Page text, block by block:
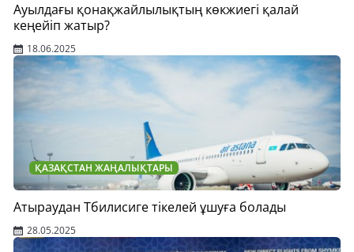
Ауылдағы қонақжайлылықтың көкжиегі қалай
кеңейіп жатыр?
18.06.2025
ҚАЗАҚСТАН ЖАҢАЛЫҚТАРЫ
Атыраудан Тбилисиге тікелей ұшуға болады
28.05.2025